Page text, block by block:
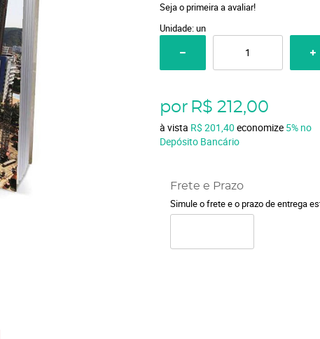
Seja o primeira a avaliar!
Unidade: un
por R$ 212,00
à vista R$ 201,40 economize 5% no
Depósito Bancário
Frete e Prazo
Simule o frete e o prazo de entrega